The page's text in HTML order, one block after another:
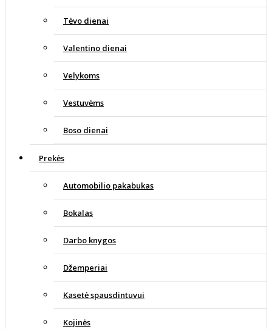
Tėvo dienai
Valentino dienai
Velykoms
Vestuvėms
Boso dienai
Prekės
Automobilio pakabukas
Bokalas
Darbo knygos
Džemperiai
Kasetė spausdintuvui
Kojinės